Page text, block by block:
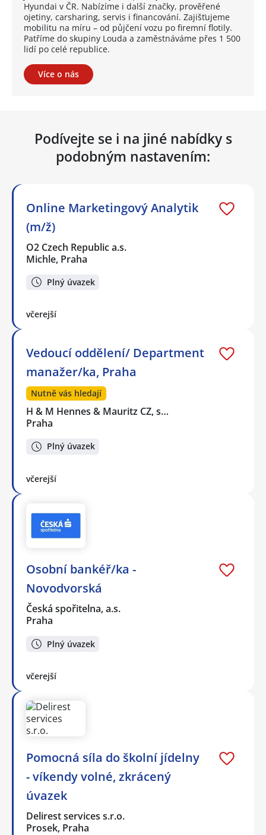
Hyundai v ČR. Nabízíme i další značky, prověřené
ojetiny, carsharing, servis i financování. Zajišťujeme
mobilitu na míru – od půjčení vozu po firemní flotily.
Patříme do skupiny Louda a zaměstnáváme přes 1 500
lidí po celé republice.
Více o nás
Podívejte se i na jiné nabídky s
podobným nastavením:
Online Marketingový Analytik
(m/ž)
O2 Czech Republic a.s.
Michle, Praha
Plný úvazek
včerejší
Vedoucí oddělení/ Department
manažer/ka, Praha
Nutně vás hledají
H & M Hennes & Mauritz CZ, s…
Praha
Plný úvazek
včerejší
Osobní bankéř/ka -
Novodvorská
Česká spořitelna, a.s.
Praha
Plný úvazek
včerejší
Pomocná síla do školní jídelny
- víkendy volné, zkrácený
úvazek
Delirest services s.r.o.
Prosek, Praha